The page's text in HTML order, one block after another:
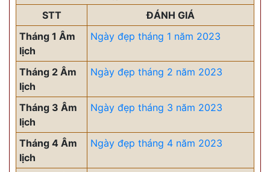
STT
ĐÁNH GIÁ
Tháng 1 Âm
lịch
Ngày đẹp tháng 1 năm 2023
Tháng 2 Âm
lịch
Ngày đẹp tháng 2 năm 2023
Tháng 3 Âm
lịch
Ngày đẹp tháng 3 năm 2023
Tháng 4 Âm
lịch
Ngày đẹp tháng 4 năm 2023